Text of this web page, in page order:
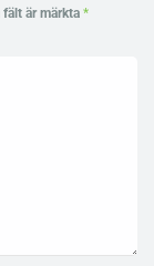
är märkta *